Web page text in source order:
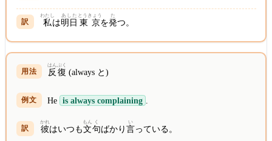
私
わたし
は明日
あした
東京
とうきょう
を発
た
つ。
反
はん
復
ぷく
(always と)
He is always complaining
彼
かれ
はいつも文
もん
句
く
ばかり言
い
っている。